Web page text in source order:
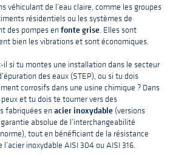
véhiculant de l’eau claire, comme les groupes
résidentiels ou les systèmes de
des pompes enfonte grise. Elles sont
bien les vibrations et sont économiques.
il si tu montes une installation dans le secteur
des eaux (STEP), ou si tu dois
corrosifs dans une usine chimique ? Dans
et tu dois te tourner vers des
fabriquées enacier inoxydable (versions
absolue de l’interchangeabilité
tout en bénéficiant de la résistance
inoxydable AISI 304 ou AISI 316.